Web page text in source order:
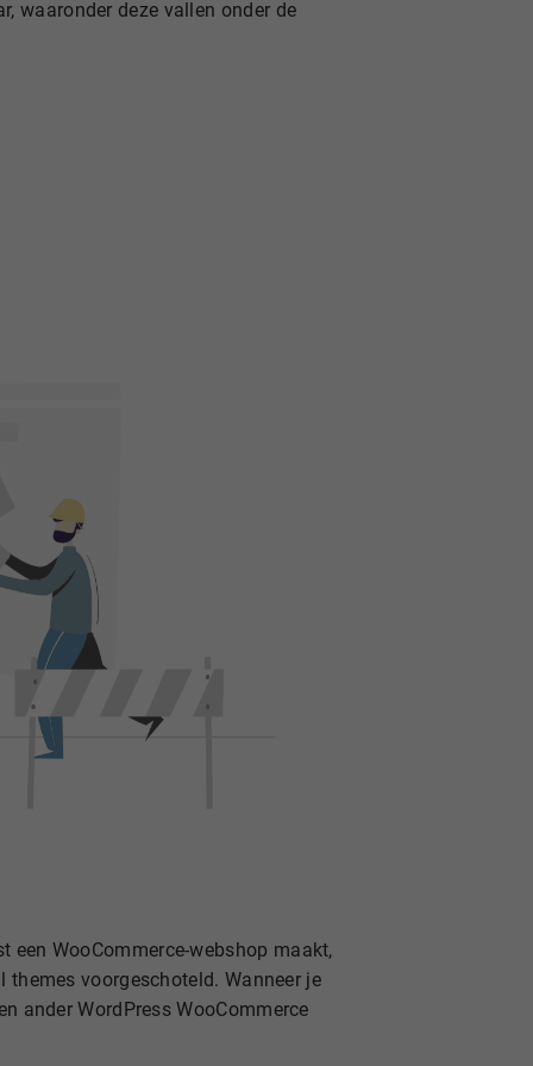
waaronder deze vallen onder de
een WooCommerce-webshop maakt,
voorgeschoteld. Wanneer je
ander WordPress WooCommerce